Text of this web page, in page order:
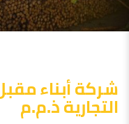
شركة أبناء
التجارية ذ.م.م